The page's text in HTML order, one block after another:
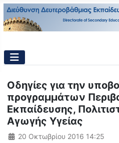
Οδηγίες για την
προγραμμάτων
Εκπαίδευσης,
Αγωγής Υγείας
Λεπτομέρειες
20 Οκτωβρίου 2016 14:25